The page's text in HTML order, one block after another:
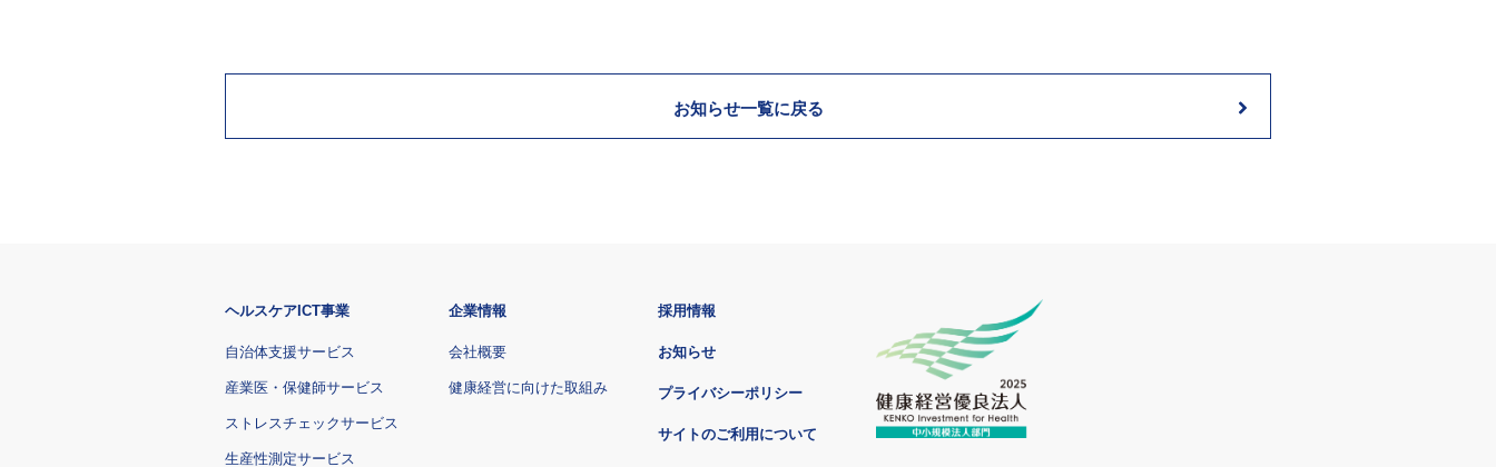
お知らせ一覧に戻る
ヘルスケアICT事業
自治体支援サービス
産業医・保健師サービス
ストレスチェックサービス
生産性測定サービス
企業情報
会社概要
健康経営に向けた取組み
採用情報
お知らせ
プライバシーポリシー
サイトのご利用について